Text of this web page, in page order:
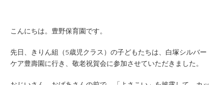
こんにちは。豊野保育園です。
先日、きりん組（5歳児クラス）の子どもたちは、白塚シルバー
ケア豊壽園に行き、敬老祝賀会に参加させていただきました。